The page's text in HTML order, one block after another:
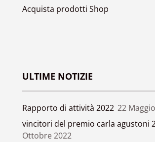
Acquista prodotti Shop
ULTIME NOTIZIE
Rapporto di attività 2022 22
vincitori del premio carla agustoni
Ottobre 2022